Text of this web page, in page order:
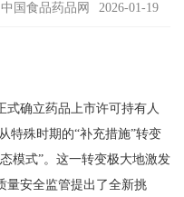
国食品药品网 2026-01-19
确立药品上市许可持有人
特殊时期的“补充措施”转变
模式”。这一转变极大地激发
量安全监管提出了全新挑